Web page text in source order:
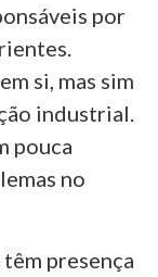
por
si, mas sim
industrial.
pouca
no
presença